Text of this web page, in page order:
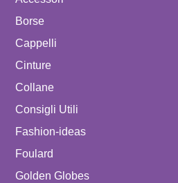
Borse
Cappelli
Cinture
Collane
Consigli Utili
Fashion-ideas
Foulard
Golden Globes